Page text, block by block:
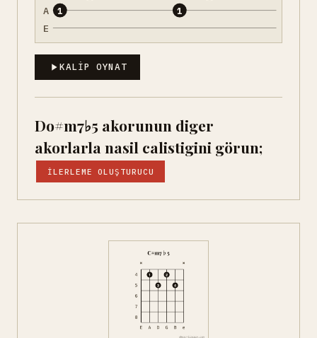
A
E
1 1
KALIP OYNAT
Do#m7♭5 akorunun diger
akorlarla nasil calistigini görun;
İLERLEME OLUŞTURUCU